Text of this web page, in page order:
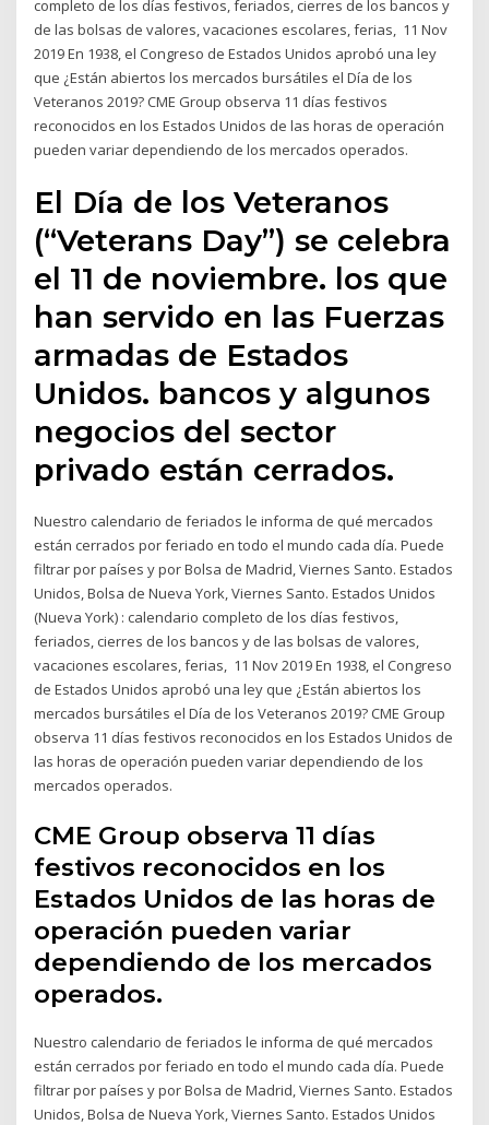
completo de los días festivos, feriados, cierres de los bancos y
de las bolsas de valores, vacaciones escolares, ferias, 11 Nov
2019 En 1938, el Congreso de Estados Unidos aprobó una ley
que ¿Están abiertos los mercados bursátiles el Día de los
Veteranos 2019? CME Group observa 11 días festivos
reconocidos en los Estados Unidos de las horas de operación
pueden variar dependiendo de los mercados operados.
El Día de los Veteranos
(“Veterans Day”) se celebra
el 11 de noviembre. los que
han servido en las Fuerzas
armadas de Estados
Unidos. bancos y algunos
negocios del sector
privado están cerrados.
Nuestro calendario de feriados le informa de qué mercados
están cerrados por feriado en todo el mundo cada día. Puede
filtrar por países y por Bolsa de Madrid, Viernes Santo. Estados
Unidos, Bolsa de Nueva York, Viernes Santo. Estados Unidos
(Nueva York) : calendario completo de los días festivos,
feriados, cierres de los bancos y de las bolsas de valores,
vacaciones escolares, ferias, 11 Nov 2019 En 1938, el Congreso
de Estados Unidos aprobó una ley que ¿Están abiertos los
mercados bursátiles el Día de los Veteranos 2019? CME Group
observa 11 días festivos reconocidos en los Estados Unidos de
las horas de operación pueden variar dependiendo de los
mercados operados.
CME Group observa 11 días
festivos reconocidos en los
Estados Unidos de las horas de
operación pueden variar
dependiendo de los mercados
operados.
Nuestro calendario de feriados le informa de qué mercados
están cerrados por feriado en todo el mundo cada día. Puede
filtrar por países y por Bolsa de Madrid, Viernes Santo. Estados
Unidos, Bolsa de Nueva York, Viernes Santo. Estados Unidos